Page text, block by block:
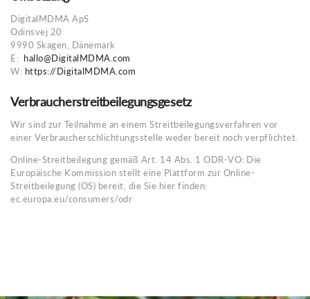
DigitalMDMA ApS
Odinsvej 20
9990 Skagen, Dänemark
E: hallo@DigitalMDMA.com
W: https://DigitalMDMA.com
Verbraucherstreitbeilegungsgesetz
Wir sind zur Teilnahme an einem Streitbeilegungsverfahren vor
einer Verbraucherschlichtungsstelle weder bereit noch verpflichtet.
Online-Streitbeilegung gemäß Art. 14 Abs. 1 ODR-VO: Die
Europäische Kommission stellt eine Plattform zur Online-
Streitbeilegung (OS) bereit, die Sie hier finden:
ec.europa.eu/consumers/odr